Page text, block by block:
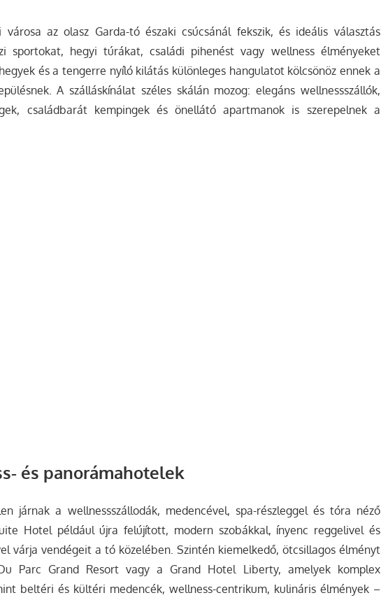
az olasz Garda-tó északi csúcsánál fekszik, és ideális választás
sportokat, hegyi túrákat, családi pihenést vagy wellness élményeket
és a tengerre nyíló kilátás különleges hangulatot kölcsönöz ennek a
A szálláskínálat széles skálán mozog: elegáns wellnessszállók,
családbarát kempingek és önellátó apartmanok is szerepelnek a
és panorámahotelek
járnak a wellnessszállodák, medencével, spa-részleggel és tóra néző
Hotel például újra felújított, modern szobákkal, ínyenc reggelivel és
várja vendégeit a tó közelében. Szintén kiemelkedő, ötcsillagos élményt
Parc Grand Resort vagy a Grand Hotel Liberty, amelyek komplex
beltéri és kültéri medencék, wellness-centrikum, kulináris élmények –